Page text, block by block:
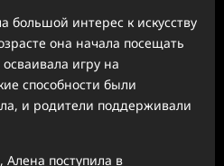
большой интерес к искусству
она начала посещать
игру на
способности были
и родители поддерживали
поступила в